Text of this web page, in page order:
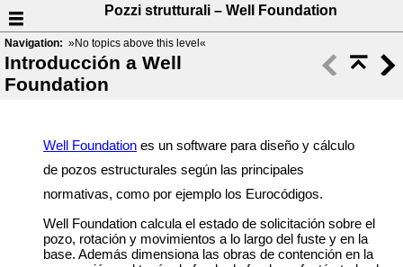
Pozzi strutturali – Well Foundation